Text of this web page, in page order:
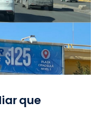
que